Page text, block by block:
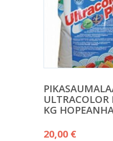
ULTRACOLOR
KG
20,00 €